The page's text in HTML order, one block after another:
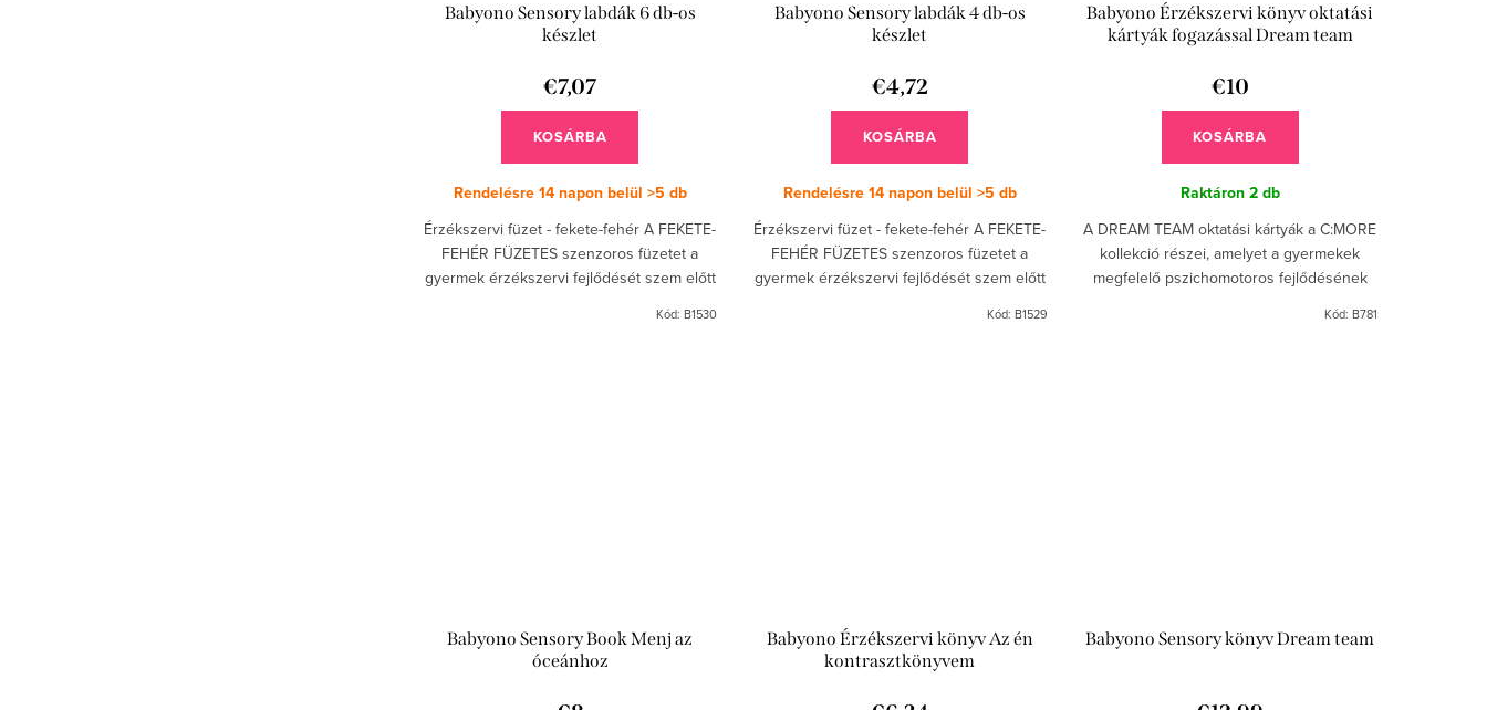
Babyono Sensory labdák 6 db-os
készlet
€7,07
KOSÁRBA
Rendelésre 14 napon belül >5 db
Érzékszervi füzet - fekete-fehér A FEKETE-
FEHÉR FÜZETES szenzoros füzetet a
gyermek érzékszervi fejlődését szem előtt
Kód:B1530
Babyono Sensory labdák 4 db-os
készlet
€4,72
KOSÁRBA
Rendelésre 14 napon belül >5 db
Érzékszervi füzet - fekete-fehér A FEKETE-
FEHÉR FÜZETES szenzoros füzetet a
gyermek érzékszervi fejlődését szem előtt
Kód: B1529
Babyono Érzékszervi könyv oktatási
kártyák fogazással Dream team
€10
KOSÁRBA
Raktáron 2 db
A DREAM TEAM oktatási kártyák a C:MORE
kollekció részei, amelyet a gyermekek
megfelelő pszichomotoros fejlődésének
Kód: B781
Babyono Sensory Book Menj az
óceánhoz
Babyono Érzékszervi könyv Az én
kontrasztkönyvem
Babyono Sensory könyv Dream team